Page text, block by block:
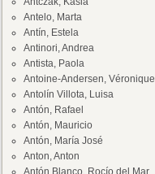
Antelo, Marta
Antín, Estela
Antinori, Andrea
Antista, Paola
Antoine-Andersen, Véronique
Antolín Villota, Luisa
Antón, Rafael
Antón, Mauricio
Antón, María José
Anton, Anton
Antón Blanco, Rocío del Mar